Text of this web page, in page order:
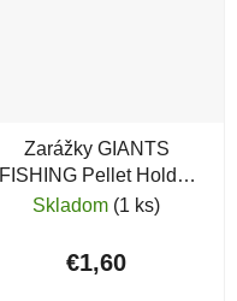
Zarážky GIANTS
FISHING Pellet Holder
Brown
Skladom (1 ks)
€1,60